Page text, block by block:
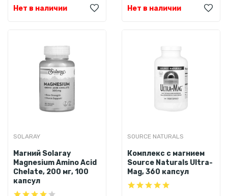
Нет в наличии Нет в наличии
SOLARAY
Магний Solaray
Magnesium Amino Acid
Chelate, 200 мг, 100
капсул
SOURCE NATURALS
Комплекс с магнием
Source Naturals Ultra-
Mag, 360 капсул